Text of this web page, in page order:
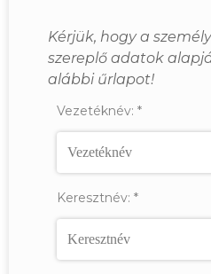
Kérjük, hogy a
szereplő adatok
alábbi űrlapot!
Vezetéknév: *
Keresztnév: *